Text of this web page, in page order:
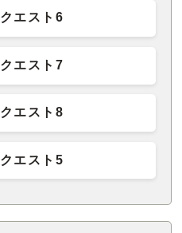
エスト6
エスト7
エスト8
エスト5